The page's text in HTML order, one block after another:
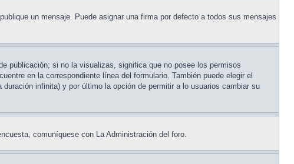
un mensaje. Puede asignar una firma por defecto a todos sus mensajes
publicación; si no la visualizas, significa que no posee los permisos
en la correspondiente línea del formulario. También puede elegir el
infinita) y por último la opción de permitir a lo usuarios cambiar su
comuníquese con La Administración del foro.